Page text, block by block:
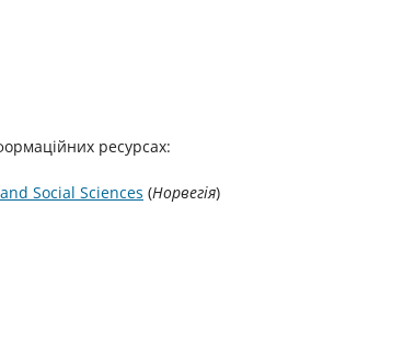
ресурсах:
Social Sciences (Норвегія)